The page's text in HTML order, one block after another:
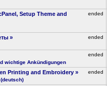
ended
Setup Theme and
ended
»
ended
wichtige Ankündigungen
ended
Printing and Embroidery »